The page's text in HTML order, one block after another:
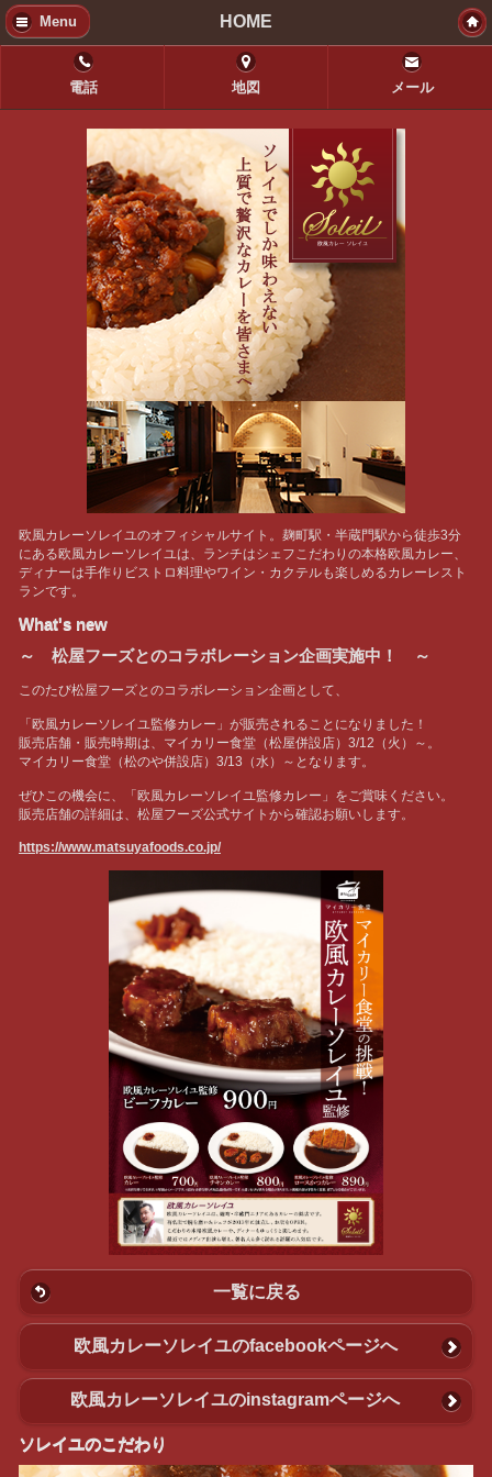
Menu HOME
電話 地図 メール
欧風カレーソレイユのオフィシャルサイト。麹町駅・半蔵門駅から徒歩3分
にある欧風カレーソレイユは、ランチはシェフこだわりの本格欧風カレー、
ディナーは手作りビストロ料理やワイン・カクテルも楽しめるカレーレスト
ランです。
What's new
～ 松屋フーズとのコラボレーション企画実施中！ ～
このたび松屋フーズとのコラボレーション企画として、
「欧風カレーソレイユ監修カレー」が販売されることになりました！
販売店舗・販売時期は、マイカリー食堂（松屋併設店）3/12（火）～。
マイカリー食堂（松のや併設店）3/13（水）～となります。
ぜひこの機会に、「欧風カレーソレイユ監修カレー」をご賞味ください。
販売店舗の詳細は、松屋フーズ公式サイトから確認お願いします。
https://www.matsuyafoods.co.jp/
一覧に戻る
欧風カレーソレイユのfacebookページへ
欧風カレーソレイユのinstagramページへ
ソレイユのこだわり